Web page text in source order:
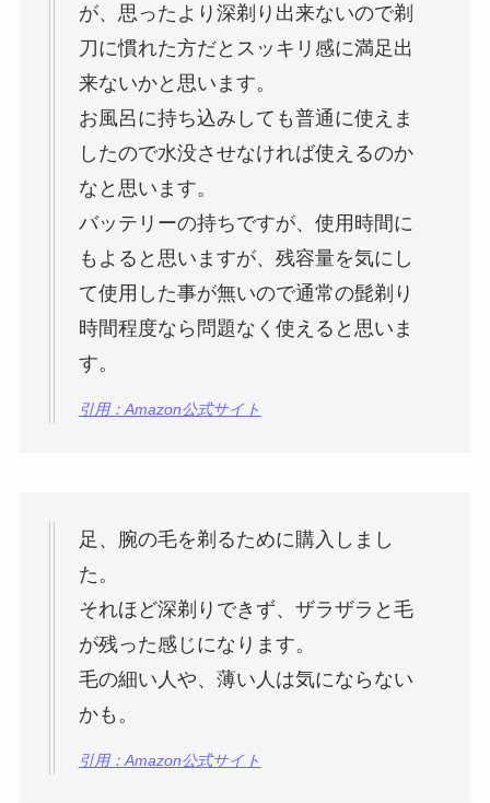
が、思ったより深剃り出来ないので剃
刀に慣れた方だとスッキリ感に満足出
来ないかと思います。
お風呂に持ち込みしても普通に使えま
したので水没させなければ使えるのか
なと思います。
バッテリーの持ちですが、使用時間に
もよると思いますが、残容量を気にし
て使用した事が無いので通常の髭剃り
時間程度なら問題なく使えると思いま
す。
引用：Amazon公式サイト
足、腕の毛を剃るために購入しまし
た。
それほど深剃りできず、ザラザラと毛
が残った感じになります。
毛の細い人や、薄い人は気にならない
かも。
引用：Amazon公式サイト